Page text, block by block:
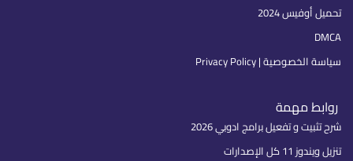
تحميل أوفيس 2024
DMCA
سياسة الخصوصية | Privacy Policy
روابط مهمة
شرح تثبيت و تفعيل برامج ادوبي 2026
تنزيل ويندوز 11 كل الإصدارات